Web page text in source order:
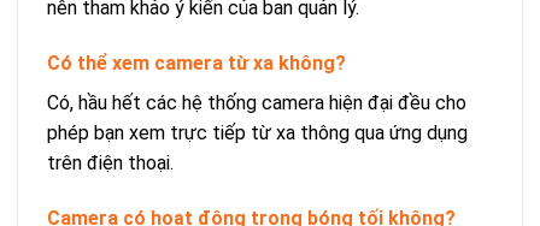
nên tham khảo ý kiến của ban quản lý.
Có thể xem camera từ xa không?
Có, hầu hết các hệ thống camera hiện đại đều cho
phép bạn xem trực tiếp từ xa thông qua ứng dụng
trên điện thoại.
Camera có hoạt động trong bóng tối không?